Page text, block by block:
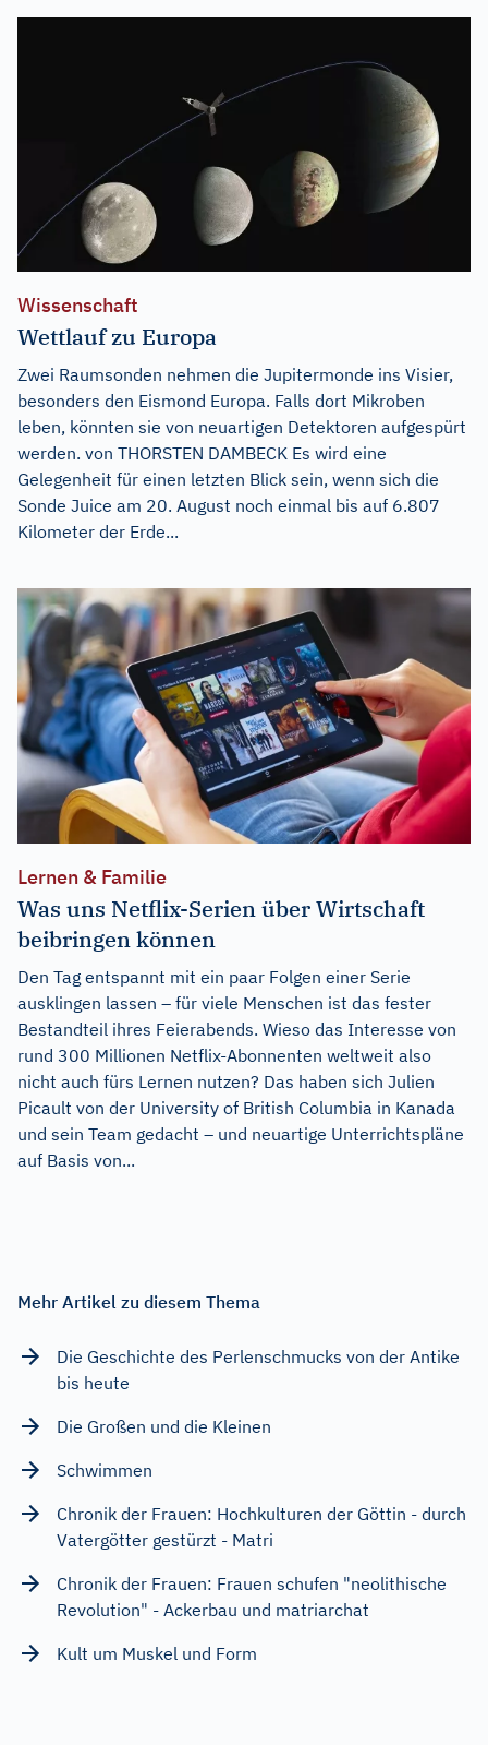
Wissenschaft
Wettlauf zu Europa
Zwei Raumsonden nehmen die Jupitermonde ins Visier,
besonders den Eismond Europa. Falls dort Mikroben
leben, könnten sie von neuartigen Detektoren aufgespürt
werden. von THORSTEN DAMBECK Es wird eine
Gelegenheit für einen letzten Blick sein, wenn sich die
Sonde Juice am 20. August noch einmal bis auf 6.807
Kilometer der Erde...
Lernen & Familie
Was uns Netflix-Serien über Wirtschaft
beibringen können
Den Tag entspannt mit ein paar Folgen einer Serie
ausklingen lassen – für viele Menschen ist das fester
Bestandteil ihres Feierabends. Wieso das Interesse von
rund 300 Millionen Netflix-Abonnenten weltweit also
nicht auch fürs Lernen nutzen? Das haben sich Julien
Picault von der University of British Columbia in Kanada
und sein Team gedacht – und neuartige Unterrichtspläne
auf Basis von...
Mehr Artikel zu diesem Thema
Die Geschichte des Perlenschmucks von der Antike
bis heute
Die Großen und die Kleinen
Schwimmen
Chronik der Frauen: Hochkulturen der Göttin - durch
Vatergötter gestürzt - Matri
Chronik der Frauen: Frauen schufen "neolithische
Revolution" - Ackerbau und matriarchat
Kult um Muskel und Form